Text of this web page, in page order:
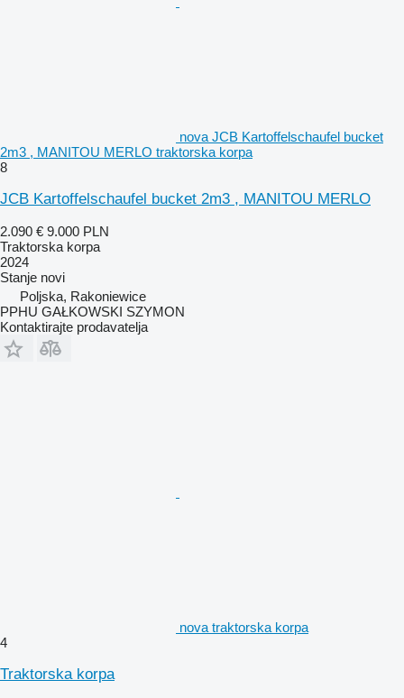
nova JCB Kartoffelschaufel bucket
2m3 , MANITOU MERLO traktorska korpa
8
JCB Kartoffelschaufel bucket 2m3 , MANITOU MERLO
2.090 € 9.000 PLN
Traktorska korpa
2024
Stanje novi
Poljska, Rakoniewice
PPHU GAŁKOWSKI SZYMON
Kontaktirajte prodavatelja
nova traktorska korpa
4
Traktorska korpa